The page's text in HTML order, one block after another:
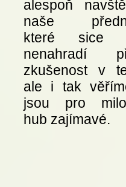
alespoň
naše
které sice
nenahradí
zkušenost v
ale i tak
jsou pro
hub zajímavé.